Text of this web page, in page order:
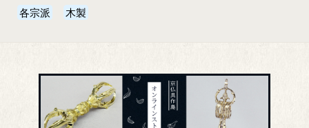
各宗派 木製